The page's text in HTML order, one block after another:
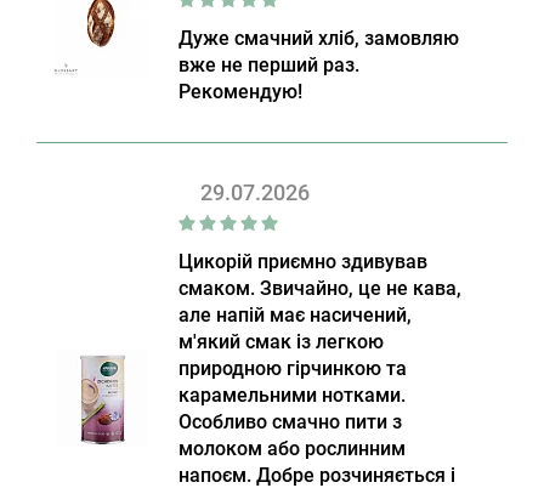
Дуже смачний хліб, замовляю
вже не перший раз.
Рекомендую!
29.07.2026
Цикорій приємно здивував
смаком. Звичайно, це не кава,
але напій має насичений,
м'який смак із легкою
природною гірчинкою та
карамельними нотками.
Особливо смачно пити з
молоком або рослинним
напоєм. Добре розчиняється і